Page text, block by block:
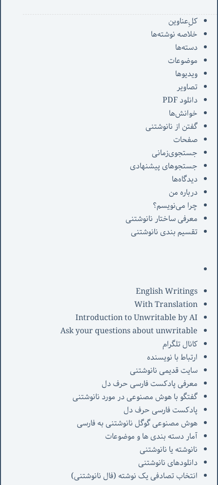
کل‌ِعناوین
خلاصه نوشته‌ها
دسته‌ها
موضوعات
ویدیوها
تصاویر
دانلود PDF
خوانش‌ها
گفتن از نانوشتنی
صفحات
جستجوی‌زمانی
جستجوهای پیشنهادی
دیدگاه‌ها
درباره من
چرا می‌نویسم؟
معرفی‌ ساختار نانوشتنی
تقسیم بندی نانوشتنی
English Writings
With Translation
Introduction to Unwritable by AI
Ask your questions about unwritable
کانال تلگرام
ارتباط با نویسنده
سایت قدیمی نانوشتنی
معرفی پادکست فارسی حرف دل
گفتگو با هوش مصنوعی در مورد نانوشتنی
پادکست فارسی حرف دل
هوش مصنوعی گوگل نانوشتنی به فارسی
آمار دسته بندی ها و موضوعات
نانوشته یا نانوشتنی
دانلودهای نانوشتنی
انتخاب تصادفی یک نوشته (فال نانوشتنی)